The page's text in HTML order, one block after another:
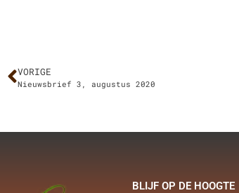
VORIGE
Nieuwsbrief 3, augustus 2020
BLIJF OP DE HOOGTE